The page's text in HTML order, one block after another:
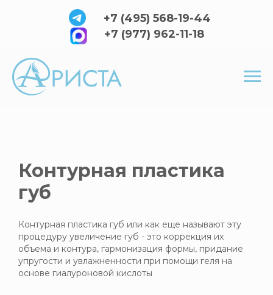
+7 (977) 962-11-18
+7 (495) 568-19-44
Контурная пластика
губ
Контурная пластика губ или как еще называют эту
процедуру увеличение губ - это коррекция их
объема и контура, гармонизация формы, придание
упругости и увлажненности при помощи геля на
основе гиалуроновой кислоты